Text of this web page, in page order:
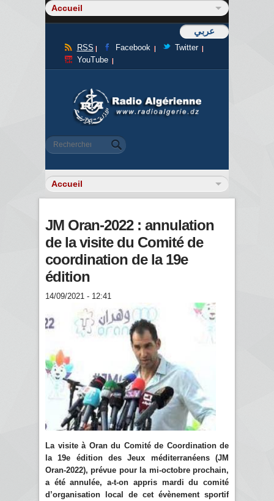
عربي
RSS Facebook
Twitter
YouTube
Formulaire de recherche
Rechercher
JM Oran-2022 : annulation
de la visite du Comité de
coordination de la 19e
édition
14/09/2021 - 12:41
La visite à Oran du Comité de Coordination de
la 19e édition des Jeux méditerranéens (JM
Oran-2022), prévue pour la mi-octobre prochain,
a été annulée, a-t-on appris mardi du comité
d’organisation local de cet évènement sportif